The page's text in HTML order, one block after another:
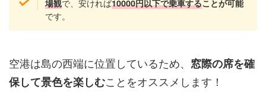
場観で、安ければ10000円以下で乗車することが可能
です。
空港は島の西端に位置しているため、 窓際の席を確
保して景色を楽しむことをオススメします！